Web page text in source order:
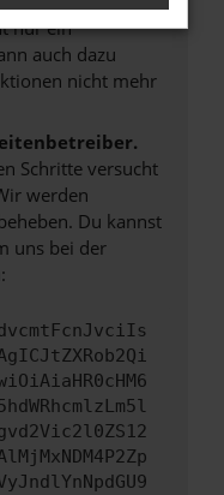
nur ein
auch dazu
nicht mehr
Schritte versucht
werden
Du kannst
uns bei der